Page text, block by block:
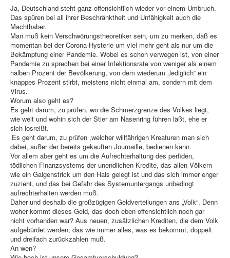
Ja, Deutschland steht ganz offensichtlich wieder vor einem Umbruch.
Das spüren bei all ihrer Beschränktheit und Unfähigkeit auch die
Machthaber.
Man muß kein Verschwörungstheoretiker sein, um zu merken, daß es
momentan bei der Corona-Hysterie um viel mehr geht als nur um die
Bekämpfung einer Pandemie. Wobei es schon verwegen ist, von einer
Pandemie zu sprechen bei einer Infektionsrate von weniger als einem
halben Prozent der Bevölkerung, von dem wiederum „lediglich“ ein
knappes Prozent stirbt, meistens nicht einmal am, sondern mit dem
Virus.
Worum also geht es?
Es geht darum, zu prüfen, wo die Schmerzgrenze des Volkes liegt,
wie weit und wohin sich der Stier am Nasenring führen läßt, ehe er
sich losreißt.
‚Es geht darum, zu prüfen ,welcher willfährigen Kreaturen man sich
dabei, außer der bereits gekauften Journaille, bedienen kann.
Vor allem aber geht es um die Aufrechterhaltung des perfiden,
tödlichen Finanzsystems der unendlichen Kredite, das allen Völkern
wie ein Galgenstrick um den Hals gelegt ist und das sich immer enger
zuzieht, und das bei Gefahr des Systemuntergangs unbedingt
aufrechterhalten werden muß.
Daher und deshalb die großzügigen Geldverteilungen ans „Volk“. Denn
woher kommt dieses Geld, das doch eben offensichtlich noch gar
nicht vorhanden war? Aus neuen, zusätzlichen Krediten, die dem Volk
aufgebürdet werden, das wie immer alles, was es bekommt, doppelt
und dreifach zurückzahlen muß.
An wen?